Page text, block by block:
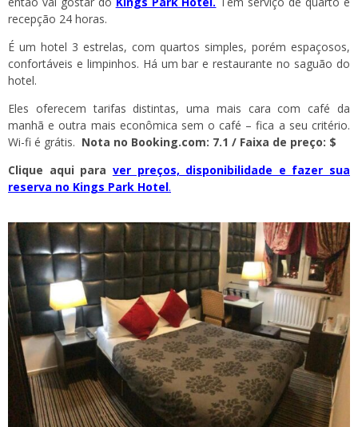
recepção 24 horas.
É um hotel 3 estrelas, com quartos simples, porém espaçosos,
confortáveis e limpinhos. Há um bar e restaurante no saguão do
hotel.
Eles oferecem tarifas distintas, uma mais cara com café da
manhã e outra mais econômica sem o café – fica a seu critério.
Wi-fi é grátis. Nota no Booking.com: 7.1 / Faixa de preço: $
Clique aqui para ver preços, disponibilidade e fazer sua
reserva no Kings Park Hotel.